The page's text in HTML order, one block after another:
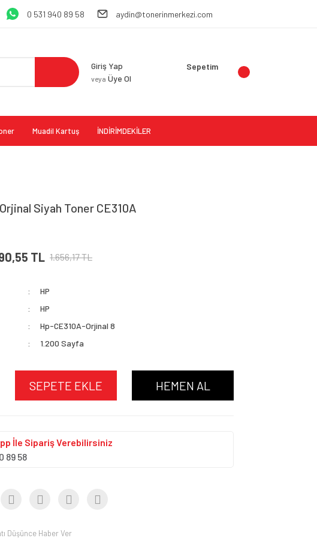
0 531 940 89 58 aydin@tonerinmerkezi.com
Giriş Yap
veya Üye Ol
Sepetim
Muadil Kartuş İNDİRİMDEKİLER
Siyah Toner CE310A
TL 1.656,17 TL
HP
HP
Hp-CE310A-Orjinal 8
1.200 Sayfa
SEPETE EKLE HEMEN AL
İle Sipariş Verebilirsiniz
89 58
Düşünce Haber Ver